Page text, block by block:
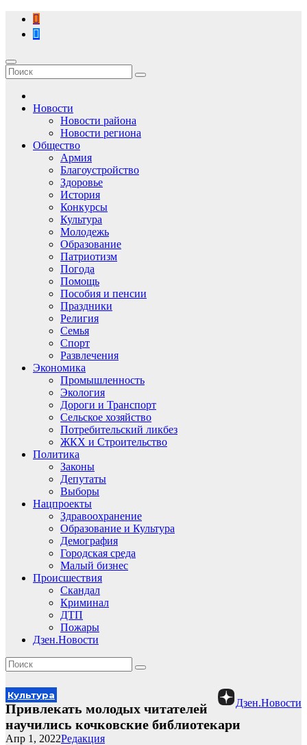
Перейти
содержимому
Новости
Новости района
Новости региона
Общество
Армия
Благоустройство
Здоровье
История
Конкурсы
Культура
Молодежь
Образование
Патриотизм
Погода
Помощь
Пособия и пенсии
Праздники
Религия
Семья
Спорт
Развлечения
Экономика
Промышленность
Экология
Дороги и Транспорт
Сельское хозяйство
Потребительский ликбез
ЖКХ и Строительство
Политика
Законы
Депутаты
Выборы
Нацпроекты
Здравоохранение
Образование и Культура
Демография
Городская среда
Малый бизнес
Происшествия
Скандал
Криминал
ДТП
Пожары
Дзен.Новости
Дзен.Новости
Культура
Привлекать молодых читателей
научились кочковские библиотекари
Редакция
Апр 1, 2022